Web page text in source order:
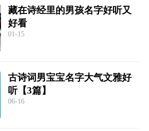
藏在诗经里的男孩名字好听又
好看
01-15
古诗词男宝宝名字大气文雅好
听【3篇】
06-16